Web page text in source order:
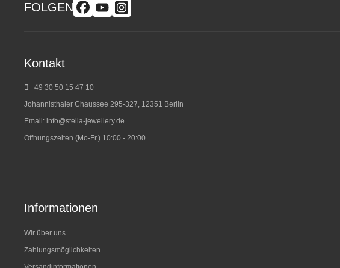
FOLGEN
Kontakt
+49 30 50 15 47 10
Johannisthaler Chaussee 295-327, 12351 Berlin
Email: info@stella-jewellery.de
Öffnungszeiten (Mo-Fr.) 10:00 - 20:00
Informationen
Wir über uns
Zahlungsmöglichkeiten